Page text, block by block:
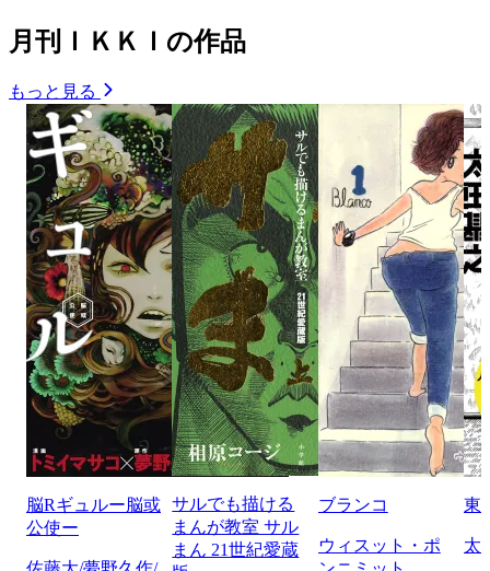
月刊ＩＫＫＩの作品
もっと見る
脳Rギュルー脳或
公使ー
サルでも描ける
まんが教室 サル
まん 21世紀愛蔵
ブランコ
ウィスット・ポ
東
太